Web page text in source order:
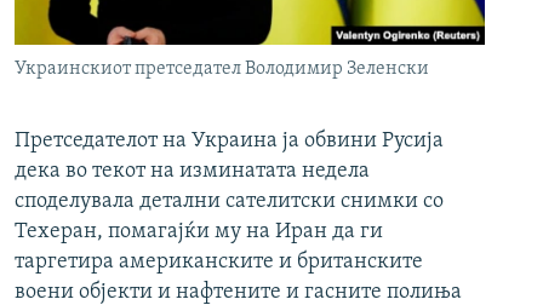
Украинскиот претседател Володимир Зеленски
Претседателот на Украина ја обвини Русија
дека во текот на изминатата недела
споделувала детални сателитски снимки со
Техеран, помагајќи му на Иран да ги
таргетира американските и британските
воени објекти и нафтените и гасните полиња